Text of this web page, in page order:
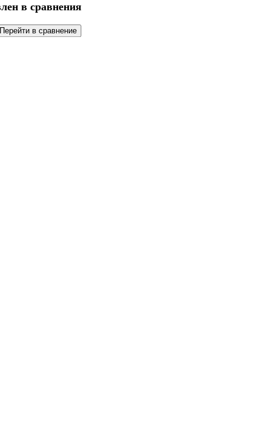
в сравнения
Перейти в сравнение